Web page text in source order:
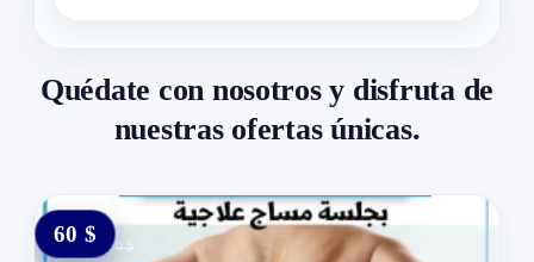
Quédate con nosotros y disfruta de
nuestras ofertas únicas.
60 $ 0 $